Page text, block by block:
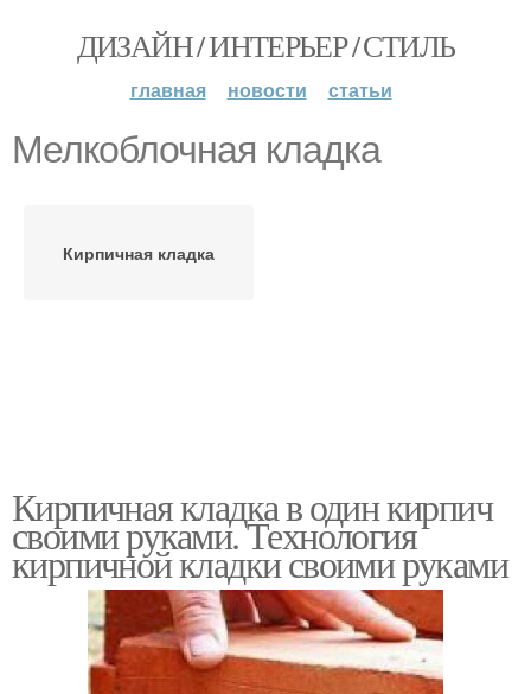
ДИЗАЙН / ИНТЕРЬЕР / СТИЛЬ
главная новости статьи
Мелкоблочная кладка
Кирпичная кладка
Кирпичная кладка в один кирпич
своими руками. Технология
кирпичной кладки своими руками